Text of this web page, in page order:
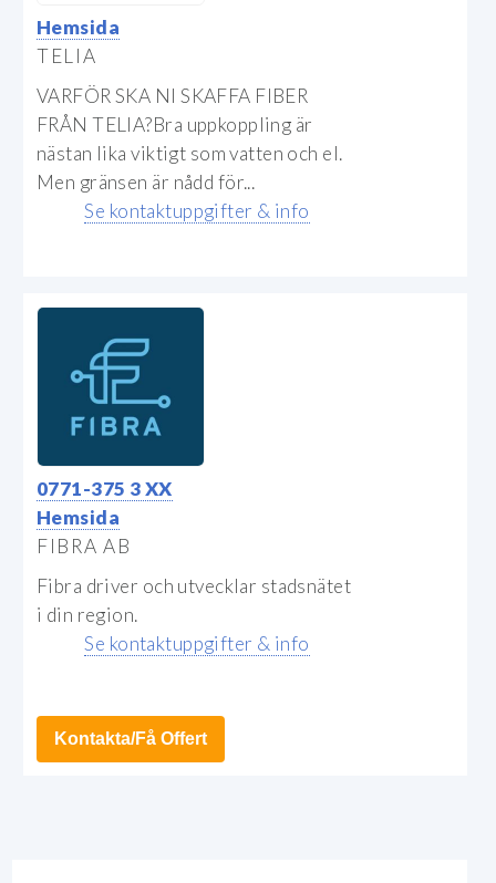
Hemsida
TELIA
VARFÖR SKA NI SKAFFA FIBER
FRÅN TELIA?Bra uppkoppling är
nästan lika viktigt som vatten och el.
Men gränsen är nådd för...
Se kontaktuppgifter & info
0771-375 3 XX
Hemsida
FIBRA AB
Fibra driver och utvecklar stadsnätet
i din region.
Se kontaktuppgifter & info
Kontakta/Få Offert